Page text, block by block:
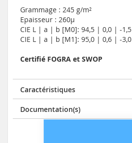
Grammage : 245 g/m²
Epaisseur : 260µ
CIE L | a | b [M0]: 94,5 | 0,0 | -1,5
CIE L | a | b [M1]: 95,0 | 0,6 | -3,0
Certifié FOGRA et SWOP
Caractéristiques
Documentation(s)